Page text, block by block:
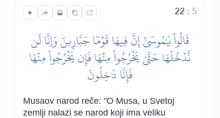
22 : 5
قَالُواْ يَٰمُوسَىٰٓ إِنَّ فِيهَا قَوۡمٗا جَبَّارِينَ وَإِنَّا لَن
نَّدۡخُلَهَا حَتَّىٰ يَخۡرُجُواْ مِنۡهَا فَإِن يَخۡرُجُواْ مِنۡهَا
فَإِنَّا دَٰخِلُونَ
Musaov narod reče: "O Musa, u Svetoj
zemlji nalazi se narod koji ima veliku